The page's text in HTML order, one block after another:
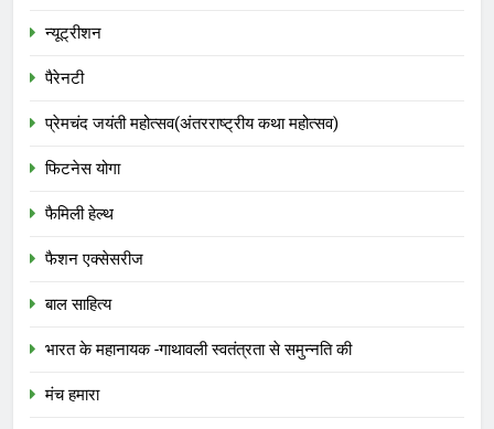
न्यूट्रीशन
पैरेनटी
प्रेमचंद जयंती महोत्सव(अंतरराष्ट्रीय कथा महोत्सव)
फिटनेस योगा
फैमिली हेल्थ
फैशन एक्सेसरीज
बाल साहित्य
भारत के महानायक -गाथावली स्वतंत्रता से समुन्नति की
मंच हमारा